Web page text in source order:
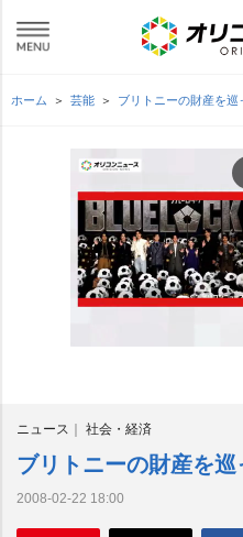
ホーム 芸能 ブリトニーの財産を
ニュース 社会・経済
ブリトニーの財産を
2008-02-22 18:00